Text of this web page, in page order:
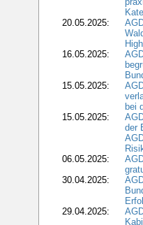
20.05.2025:
16.05.2025:
15.05.2025:
bei
15.05.2025:
der
06.05.2025:
30.04.2025:
29.04.2025: